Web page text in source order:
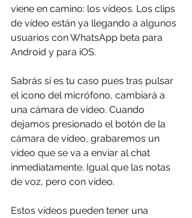
viene en camino: los vídeos. Los clips
de vídeo están ya llegando a algunos
usuarios con WhatsApp beta para
Android y para iOS.
Sabrás si es tu caso pues tras pulsar
el icono del micrófono, cambiará a
una cámara de vídeo. Cuando
dejamos presionado el botón de la
cámara de vídeo, grabaremos un
vídeo que se va a enviar al chat
inmediatamente. Igual que las notas
de voz, pero con vídeo.
Estos vídeos pueden tener una